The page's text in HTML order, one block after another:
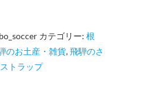
カテゴリー: 根
のお土産・雑貨,飛騨のさ
トラップ